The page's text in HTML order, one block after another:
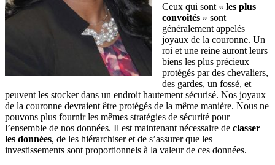
Ceux qui sont « les plus
convoités » sont
généralement appelés
joyaux de la couronne. Un
roi et une reine auront leurs
biens les plus précieux
protégés par des chevaliers,
des gardes, un fossé, et
peuvent les stocker dans un endroit hautement sécurisé. Nos joyaux
de la couronne devraient être protégés de la même manière. Nous ne
pouvons plus fournir les mêmes stratégies de sécurité pour
l’ensemble de nos données. Il est maintenant nécessaire de classer
les données, de les hiérarchiser et de s’assurer que les
investissements sont proportionnels à la valeur de ces données.